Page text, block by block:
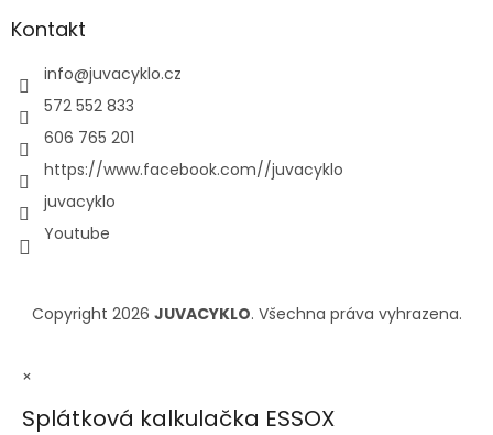
Kontakt
info@juvacyklo.cz
572 552 833
606 765 201
https://www.facebook.com//juvacyklo
juvacyklo
Youtube
Copyright 2026 JUVACYKLO. Všechna práva vyhrazena.
×
Splátková kalkulačka ESSOX